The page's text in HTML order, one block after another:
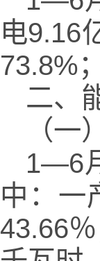
电9.16
73.8%
二、
（
1—6
中：一
43.66